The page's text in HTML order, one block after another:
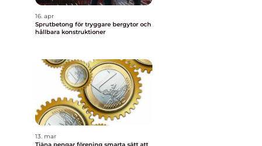
16. apr
Sprutbetong för tryggare bergytor och
hållbara konstruktioner
13. mar